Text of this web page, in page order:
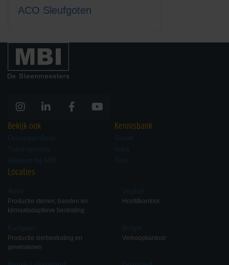
Hexaline 2.0 goot + verzinkt
staal sleufrooster
Hexaline 2.0 goot zonder
Hexaline eindplaten set
ACO Sleufgoten
Bekijk ook
Duurzaamheid
Tuininspiratie
Werken bij MBI
Kennisbank
Gevel
Infra
Tuin
Locaties
Aalst
Productie stenen, banden en
klimaatadaptieve bestrating
Kampen
Productie sierbestrating en
gevelstenen
Veghel
Hoofdkantoor
België
Verkoopkantoor